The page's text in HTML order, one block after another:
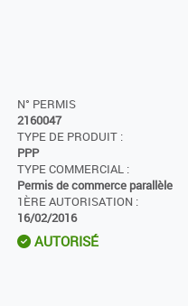
N° PERMIS
2160047
TYPE DE PRODUIT :
PPP
TYPE COMMERCIAL :
Permis de commerce parallèle
1ÈRE AUTORISATION :
16/02/2016
AUTORISÉ